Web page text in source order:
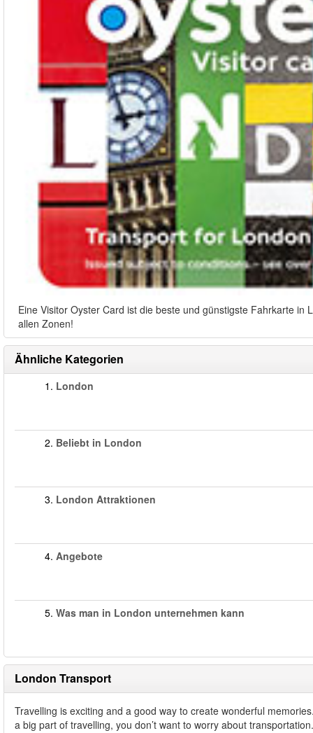
Eine Visitor Oyster Card ist die beste und günstigste Fahrkarte
allen Zonen!
Ähnliche Kategorien
1. London
2. Beliebt in London
3. London Attraktionen
4. Angebote
5. Was man in London unternehmen kann
London Transport
Travelling is exciting and a good way to create wonderful
a big part of travelling, you don’t want to worry about